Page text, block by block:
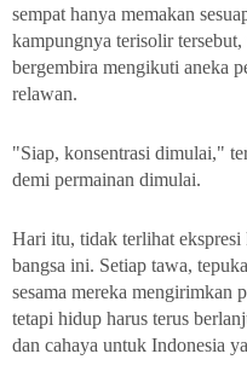
sempat hanya memakan
kampungnya terisolir
bergembira mengikuti aneka
relawan.
"Siap, konsentrasi dimulai,"
demi permainan dimulai.
Hari itu, tidak terlihat ekspresi
bangsa ini. Setiap tawa,
sesama mereka mengirimkan
tetapi hidup harus terus
dan cahaya untuk Indonesia